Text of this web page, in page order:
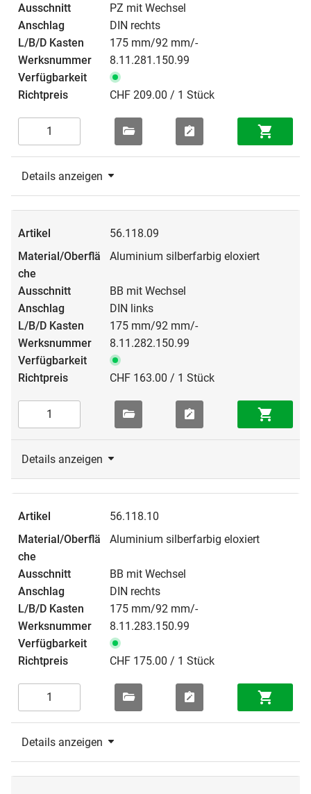
PZ mit Wechsel
DIN rechts
175 mm/92 mm/-
8.11.281.150.99
CHF 209.00 / 1 Stück
Details anzeigen
56.118.09
Aluminium silberfarbig eloxiert
BB mit Wechsel
DIN links
175 mm/92 mm/-
8.11.282.150.99
CHF 163.00 / 1 Stück
Details anzeigen
56.118.10
Aluminium silberfarbig eloxiert
BB mit Wechsel
DIN rechts
175 mm/92 mm/-
8.11.283.150.99
CHF 175.00 / 1 Stück
Details anzeigen